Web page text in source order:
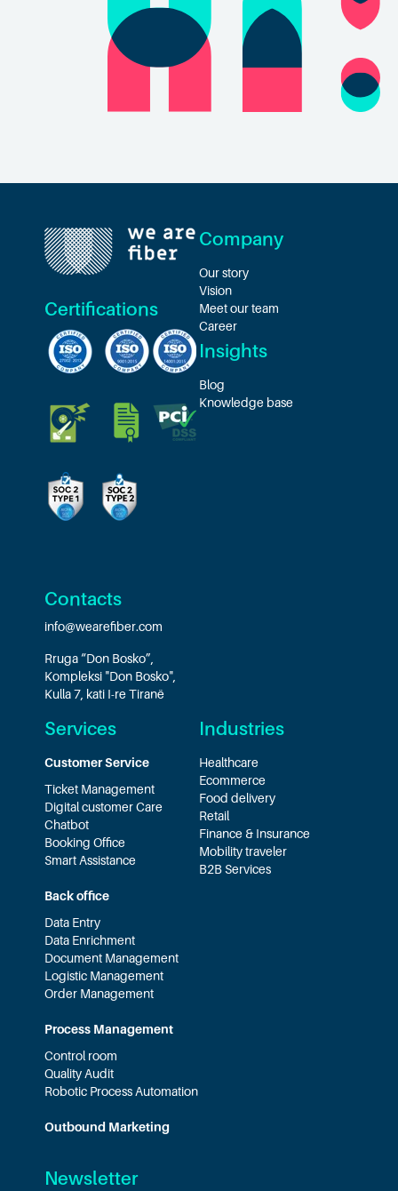
Certifications
Contacts
info@wearefiber.com
Rruga “Don Bosko”,
Kompleksi "Don Bosko",
Kulla 7, kati I-re Tiranë
Company
Our story
Vision
Meet our team
Career
Insights
Blog
Knowledge base
Services
Customer Service
Ticket Management
Digital customer Care
Chatbot
Booking Office
Smart Assistance
Back office
Data Entry
Data Enrichment
Document Management
Logistic Management
Order Management
Process Management
Control room
Quality Audit
Robotic Process Automation
Outbound Marketing
Industries
Healthcare
Ecommerce
Food delivery
Retail
Finance & Insurance
Mobility traveler
B2B Services
Newsletter